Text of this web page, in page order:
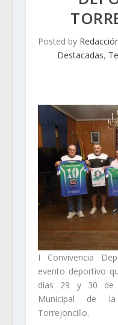
Posted by
Destacadas,
I Convivencia
evento deportivo
días 29 y 30 de
Municipal de
Torrejoncillo.